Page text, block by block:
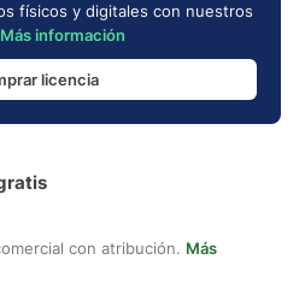
físicos y digitales con nuestros
Más información
licencia
con atribución. Más